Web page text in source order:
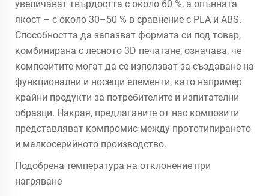
увеличават твърдостта с около 60 %, а опънната
якост – с около 30–50 % в сравнение с PLA и ABS.
Способността да запазват формата си под товар,
комбинирана с лесното 3D печатане, означава, че
композитите могат да се използват за създаване на
функционални и носещи елементи, като например
крайни продукти за потребителите и изпитателни
образци. Накрая, предлаганите от нас композити
представляват компромис между прототипирането
и малкосерийното производство.
Подобрена температура на отклонение при
нагряване